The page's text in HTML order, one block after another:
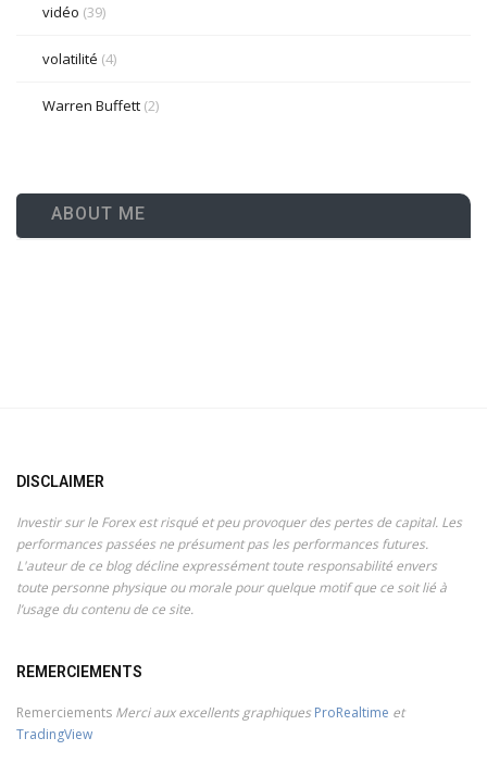
vidéo (39)
volatilité (4)
Warren Buffett (2)
ABOUT ME
DISCLAIMER
Investir sur le Forex est risqué et peu provoquer des pertes de capital. Les
performances passées ne présument pas les performances futures.
L'auteur de ce blog décline expressément toute responsabilité envers
toute personne physique ou morale pour quelque motif que ce soit lié à
l’usage du contenu de ce site.
REMERCIEMENTS
Remerciements Merci aux excellents graphiques ProRealtime et
TradingView